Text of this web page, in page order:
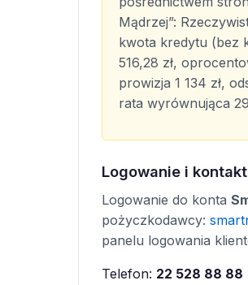
Mądrzej”:
kwota kredytu (bez
516,28 zł,
prowizja 1 134 zł,
rata wyrównująca
Logowanie i
Logowanie do konta
pożyczkodawcy:
panelu logowania
Telefon: 22 528 88 88